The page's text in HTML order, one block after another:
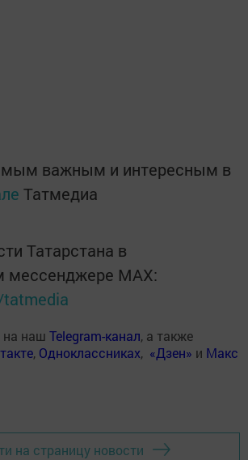
важным и интересным в
Татмедиа
Татарстана в
мессенджере MАХ:
на наш Telegram-канал, а также
, Одноклассниках, «Дзен» и Макс
на страницу новости